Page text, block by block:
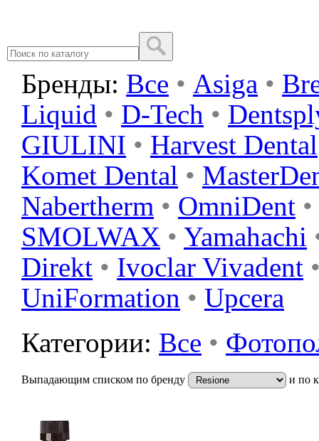
Бренды: Все • Asiga •
Liquid • D-Tech •
GIULINI • Harvest Dental
Komet Dental •
Nabertherm • OmniDent •
SMOLWAX • Yamahachi
Direkt • Ivoclar Vivadent
UniFormation • Upcera
Категории: Все •
Выпадающим списком по бренду и по